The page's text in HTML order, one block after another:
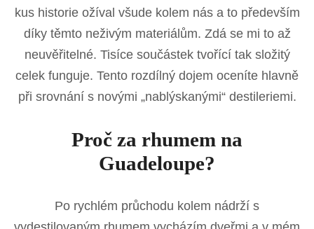
kus historie ožíval všude kolem nás a to především
díky těmto neživým materiálům. Zdá se mi to až
neuvěřitelné. Tisíce součástek tvořící tak složitý
celek funguje. Tento rozdílný dojem oceníte hlavně
při srovnání s novými „nablýskanými“ destileriemi.
Proč za rhumem na
Guadeloupe?
Po rychlém průchodu kolem nádrží s